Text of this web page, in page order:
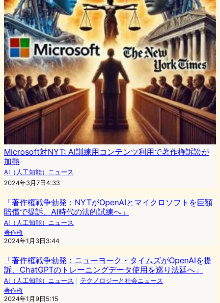
Microsoft対NYT: AI訓練用コンテンツ利用で著作権訴訟が
加熱
AI（人工知能）ニュース
2024年3月7日4:33
「著作権戦争勃発：NYTがOpenAIとマイクロソフトを巨額
賠償で提訴、AI時代の法的試練へ」
AI（人工知能）ニュース
著作権
2024年1月3日3:44
「著作権戦争勃発：ニューヨーク・タイムズがOpenAIを提
訴、ChatGPTのトレーニングデータ使用を巡り法廷へ」
AI（人工知能）ニュース ｜ テクノロジーと社会ニュース
著作権
2024年1月9日5:15